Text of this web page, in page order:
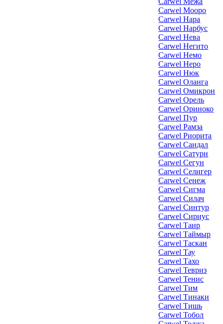
Carwel Мооро
Carwel Нара
Carwel Нарбус
Carwel Нева
Carwel Негито
Carwel Немо
Carwel Неро
Carwel Нюк
Carwel Оланга
Carwel Омикрон
Carwel Орель
Carwel Ориноко
Carwel Пур
Carwel Рамза
Carwel Риорита
Carwel Сандал
Carwel Сатурн
Carwel Сегун
Carwel Селигер
Carwel Сенеж
Carwel Сигма
Carwel Силач
Carwel Синтур
Carwel Сириус
Carwel Таир
Carwel Таймыр
Carwel Таскан
Carwel Тау
Carwel Тахо
Carwel Тевриз
Carwel Тенис
Carwel Тим
Carwel Тинаки
Carwel Тишь
Carwel Тобол